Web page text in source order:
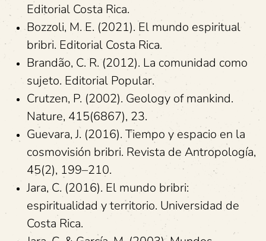
Editorial Costa Rica.
Bozzoli, M. E. (2021). El mundo espiritual
bribri. Editorial Costa Rica.
Brandão, C. R. (2012). La comunidad como
sujeto. Editorial Popular.
Crutzen, P. (2002). Geology of mankind.
Nature, 415(6867), 23.
Guevara, J. (2016). Tiempo y espacio en la
cosmovisión bribri. Revista de Antropología,
45(2), 199–210.
Jara, C. (2016). El mundo bribri:
espiritualidad y territorio. Universidad de
Costa Rica.